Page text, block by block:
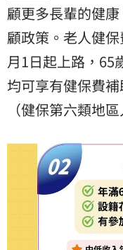
顧更多長輩的健
顧政策。老人健保
月1日起上路，65
均可享有健保費
（健保第六類地